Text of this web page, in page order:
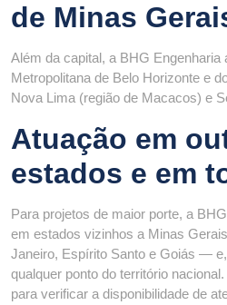
de Minas
Além da capital, a BHG
Metropolitana de Belo Horizonte e
Nova Lima (região de Macacos) e
Atuação em
estados e em
Para projetos de maior porte, a
em estados vizinhos a Minas
Janeiro, Espírito Santo e Goiás —
qualquer ponto do território nacional.
para verificar a disponibilidade de